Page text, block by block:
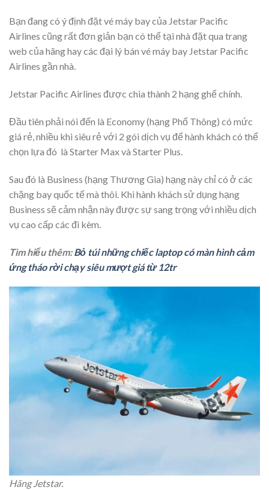
Bạn đang có ý định đặt vé máy bay của Jetstar Pacific
Airlines cũng rất đơn giản bạn có thể tại nhà đặt qua trang
web của hãng hay các đại lý bán vé máy bay Jetstar Pacific
Airlines gần nhà.
Jetstar Pacific Airlines được chia thành 2 hạng ghế chính.
Đầu tiên phải nói đến là Economy (hạng Phổ Thông) có mức
giá rẻ, nhiều khi siêu rẻ với 2 gói dịch vụ để hành khách có thể
chọn lựa đó là Starter Max và Starter Plus.
Sau đó là Business (hạng Thương Gia) hạng này chỉ có ở các
chặng bay quốc tế mà thôi. Khi hành khách sử dụng hạng
Business sẽ cảm nhận này được sự sang trọng với nhiều dịch
vụ cao cấp các đi kèm.
Tìm hiểu thêm:Bỏ túi những chiếc laptop có màn hình cảm
ứng tháo rời chạy siêu mượt giá từ 12tr
Hãng Jetstar.